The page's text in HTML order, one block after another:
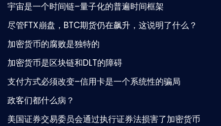
宇宙是一个时间链–量子化的普遍时间框架
尽管FTX崩盘，BTC期货仍在飙升，这说明了什么？
加密货币的腐败是独特的
加密货币是区块链和DLT的障碍
支付方式必须改变–信用卡是一个系统性的骗局
政客们都什么病？
美国证券交易委员会通过执行证券法损害了加密货币